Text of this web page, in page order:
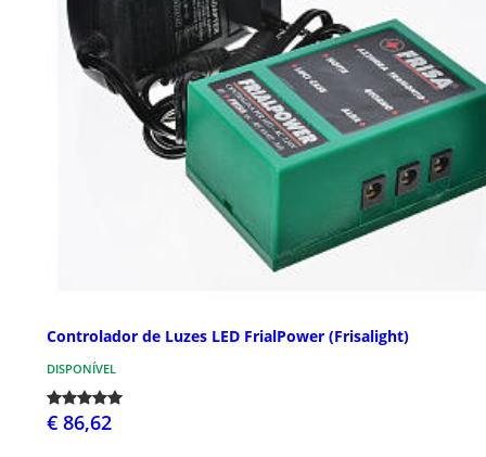
Controlador de Luzes LED FrialPower (Frisalight)
DISPONÍVEL
€ 86,62